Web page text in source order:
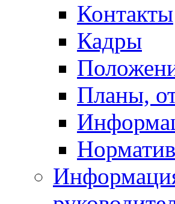
Контакты
Кадры
Планы,